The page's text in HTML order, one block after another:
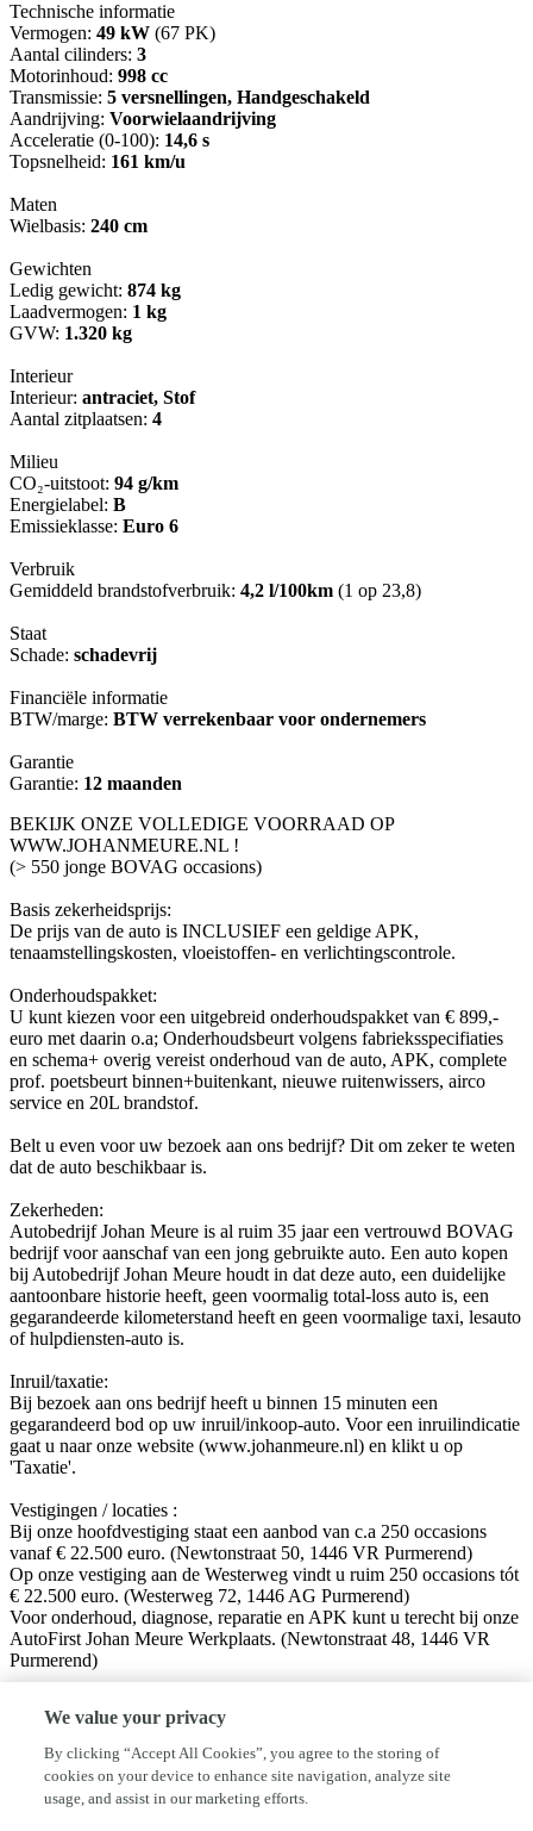
Technische informatie
Vermogen: 49 kW (67 PK)
Aantal cilinders: 3
Motorinhoud: 998 cc
Transmissie: 5 versnellingen, Handgeschakeld
Aandrijving: Voorwielaandrijving
Acceleratie (0-100): 14,6 s
Topsnelheid: 161 km/u
Maten
Wielbasis: 240 cm
Gewichten
Ledig gewicht: 874 kg
Laadvermogen: 1 kg
GVW: 1.320 kg
Interieur
Interieur: antraciet, Stof
Aantal zitplaatsen: 4
Milieu
CO₂-uitstoot: 94 g/km
Energielabel: B
Emissieklasse: Euro 6
Verbruik
Gemiddeld brandstofverbruik: 4,2 l/100km (1 op 23,8)
Staat
Schade: schadevrij
Financiële informatie
BTW/marge: BTW verrekenbaar voor ondernemers
Garantie
Garantie: 12 maanden
BEKIJK ONZE VOLLEDIGE VOORRAAD OP
WWW.JOHANMEURE.NL !
(> 550 jonge BOVAG occasions)
Basis zekerheidsprijs:
De prijs van de auto is INCLUSIEF een geldige APK,
tenaamstellingskosten, vloeistoffen- en verlichtingscontrole.
Onderhoudspakket:
U kunt kiezen voor een uitgebreid onderhoudspakket van € 899,-
euro met daarin o.a; Onderhoudsbeurt volgens fabrieksspecifiaties
en schema+ overig vereist onderhoud van de auto, APK, complete
prof. poetsbeurt binnen+buitenkant, nieuwe ruitenwissers, airco
service en 20L brandstof.
Belt u even voor uw bezoek aan ons bedrijf? Dit om zeker te weten
dat de auto beschikbaar is.
Zekerheden:
Autobedrijf Johan Meure is al ruim 35 jaar een vertrouwd BOVAG
bedrijf voor aanschaf van een jong gebruikte auto. Een auto kopen
bij Autobedrijf Johan Meure houdt in dat deze auto, een duidelijke
aantoonbare historie heeft, geen voormalig total-loss auto is, een
gegarandeerde kilometerstand heeft en geen voormalige taxi, lesauto
of hulpdiensten-auto is.
Inruil/taxatie:
Bij bezoek aan ons bedrijf heeft u binnen 15 minuten een
gegarandeerd bod op uw inruil/inkoop-auto. Voor een inruilindicatie
gaat u naar onze website (www.johanmeure.nl) en klikt u op
'Taxatie'.
Vestigingen / locaties :
Bij onze hoofdvestiging staat een aanbod van c.a 250 occasions
vanaf € 22.500 euro. (Newtonstraat 50, 1446 VR Purmerend)
Op onze vestiging aan de Westerweg vindt u ruim 250 occasions tót
€ 22.500 euro. (Westerweg 72, 1446 AG Purmerend)
Voor onderhoud, diagnose, reparatie en APK kunt u terecht bij onze
AutoFirst Johan Meure Werkplaats. (Newtonstraat 48, 1446 VR
Purmerend)
Facebook: Autobedrijf Johan Meure
Instagram: @autobedrijfjohanmeure
Hoewel aan de informatie van deze website de grootst mogelijke
We value your privacy
By clicking “Accept All Cookies”, you agree to the storing of
cookies on your device to enhance site navigation, analyze site
usage, and assist in our marketing efforts.